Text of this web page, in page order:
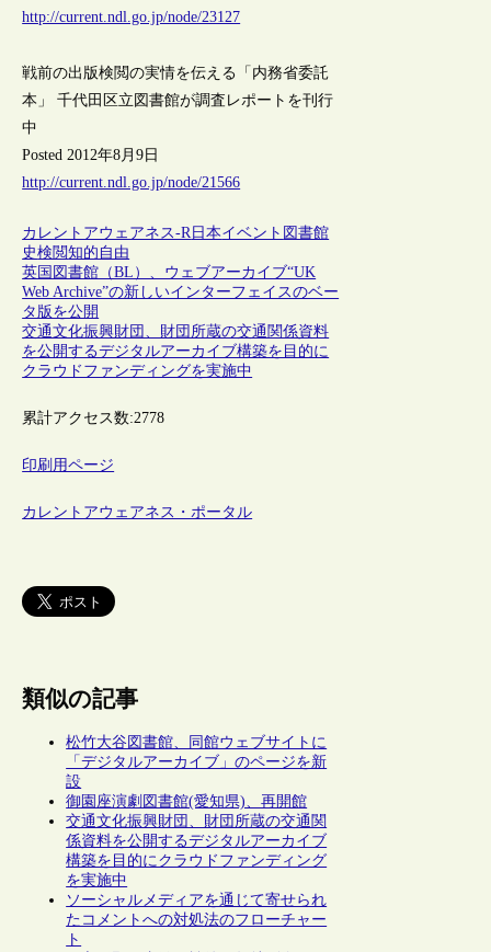
http://current.ndl.go.jp/node/23127
戦前の出版検閲の実情を伝える「内務省委託
本」 千代田区立図書館が調査レポートを刊行
中
Posted 2012年8月9日
http://current.ndl.go.jp/node/21566
カレントアウェアネス-R 日本イベント 図書館
史検閲知的自由
英国図書館（BL）、ウェブアーカイブ“UK
Web Archive”の新しいインターフェイスのベー
タ版を公開
交通文化振興財団、財団所蔵の交通関係資料
を公開するデジタルアーカイブ構築を目的に
クラウドファンディングを実施中
累計アクセス数:2778
印刷用ページ
カレントアウェアネス・ポータル
類似の記事
松竹大谷図書館、同館ウェブサイトに
「デジタルアーカイブ」のページを新
設
御園座演劇図書館(愛知県)、再開館
交通文化振興財団、財団所蔵の交通関
係資料を公開するデジタルアーカイブ
構築を目的にクラウドファンディング
を実施中
ソーシャルメディアを通じて寄せられ
たコメントへの対処法のフローチャー
ト